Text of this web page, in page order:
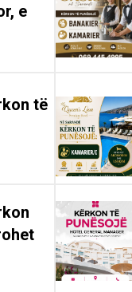
e
të